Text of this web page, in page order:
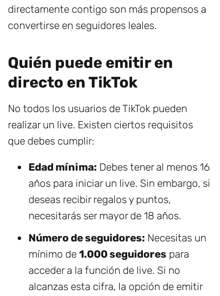
directamente contigo son más propensos a
convertirse en seguidores leales.
Quién puede emitir en
directo en TikTok
No todos los usuarios de TikTok pueden
realizar un live. Existen ciertos requisitos
que debes cumplir:
Edad mínima: Debes tener al menos 16
años para iniciar un live. Sin embargo, si
deseas recibir regalos y puntos,
necesitarás ser mayor de 18 años.
Número de seguidores: Necesitas un
mínimo de 1.000 seguidores para
acceder a la función de live. Si no
alcanzas esta cifra, la opción de emitir